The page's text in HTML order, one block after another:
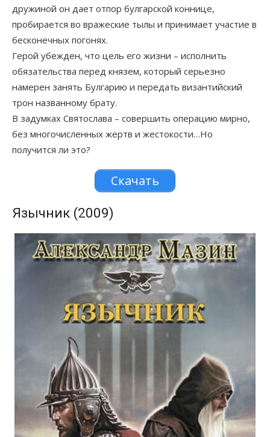
дружиной он дает отпор булгарской коннице,
пробирается во вражеские тылы и принимает участие в
бесконечных погонях.
Герой убежден, что цель его жизни – исполнить
обязательства перед князем, который серьезно
намерен занять Булгарию и передать византийский
трон названному брату.
В задумках Святослава – совершить операцию мирно,
без многочисленных жертв и жестокости…Но
получится ли это?
Скачать
Язычник (2009)